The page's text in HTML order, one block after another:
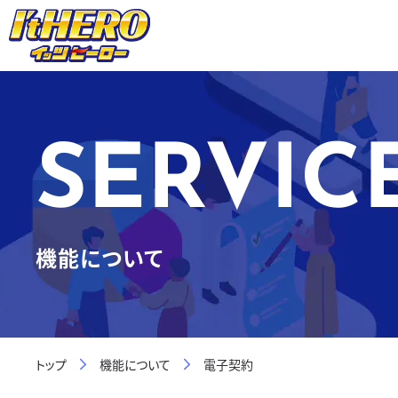
機能について
トップ 機能について 電子契約